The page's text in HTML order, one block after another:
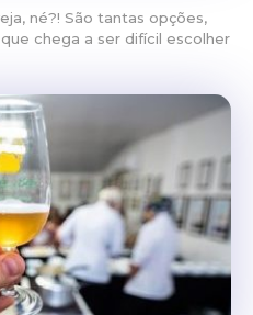
né?! São tantas opções,
chega a ser difícil escolher